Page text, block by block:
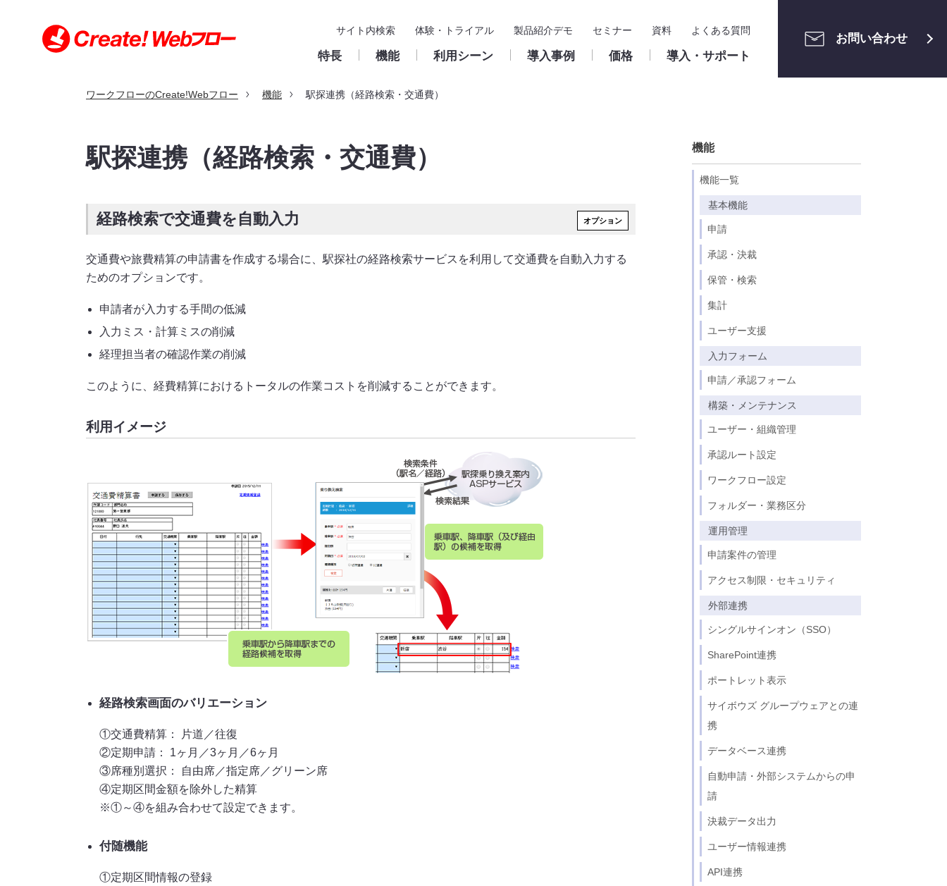
特長 機能 利用シーン 導入事例 価格 導入・サポート
お問い合わせ
クラウド版とパッケージ版の比較
製品の沿革
ワークフローの基礎知識
申請書サンプル
動作環境（パッケージ版）
申請
承認・決裁
ワークフロー設定
フォルダー・業務区分
ティ
SharePointとの連携
通知
kintone連携
駅探連携（経路検索・交通費）
Webhook
総務諸届／出張費精算 情報システム関連
見積書、注文書
浜松商工会議所 様
株式会社ホンダモビリティ南
イノチオホールディングス株
パッケージ版
規約・契約条項
導入までの流れ
パートナー
ユーザーサポートサイト
ワークフロー構築相談会
ユーザーマニュアル（申請者・承認
リファレンスマニュアル（管理者）
メンテナンス情報
パッケージ版
パスワードセンター
よくある質問
サイト内検索 体験・トライアル 製品紹介デモ セミナー 資料 よくある質問
ワークフローのCreate!Webフロー 機能 駅探連携（経路検索・交通費）
駅探連携（経路検索・交通費）
経路検索で交通費を自動入力
交通費や旅費精算の申請書を作成する場合に、駅探社の経路検索サービスを利用して交通費を自動入力する
ためのオプションです。
申請者が入力する手間の低減
入力ミス・計算ミスの削減
経理担当者の確認作業の削減
このように、経費精算におけるトータルの作業コストを削減することができます。
利用イメージ
経路検索画面のバリエーション
①交通費精算： 片道／往復
②定期申請： 1ヶ月／3ヶ月／6ヶ月
③席種別選択： 自由席／指定席／グリーン席
④定期区間金額を除外した精算
※①～④を組み合わせて設定できます。
付随機能
①定期区間情報の登録
機能
機能一覧
基本機能
申請
承認・決裁
保管・検索
集計
ユーザー支援
入力フォーム
申請／承認フォーム
構築・メンテナンス
ユーザー・組織管理
承認ルート設定
ワークフロー設定
フォルダー・業務区分
運用管理
申請案件の管理
アクセス制限・セキュリティ
外部連携
シングルサインオン（SSO）
SharePoint連携
ポートレット表示
サイボウズ グループウェアとの連
携
データベース連携
自動申請・外部システムからの申
請
決裁データ出力
ユーザー情報連携
API連携